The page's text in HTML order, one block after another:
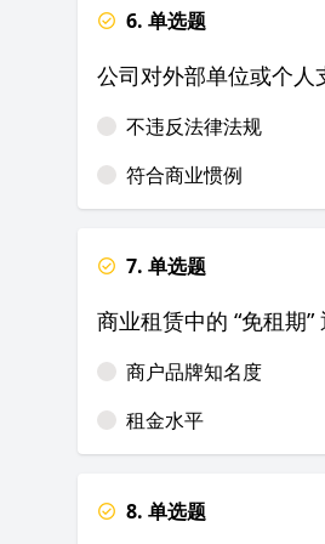
6. 单选题
公司对外部单位或个人
不违反法律法规
符合商业惯例
7. 单选题
商业租赁中的 “免租期”
商户品牌知名度
租金水平
8. 单选题